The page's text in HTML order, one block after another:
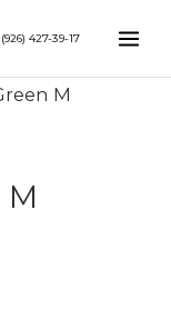
427-39-17
M
M